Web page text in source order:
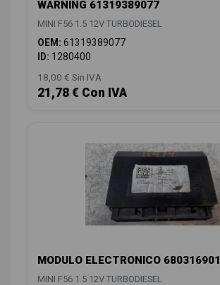
WARNING 61319389077
MINI F56 1.5 12V TURBODIESEL
OEM: 61319389077
ID: 1280400
18,00 € Sin IVA
21,78 € Con IVA
MODULO ELECTRONICO 680316901
MINI F56 1.5 12V TURBODIESEL